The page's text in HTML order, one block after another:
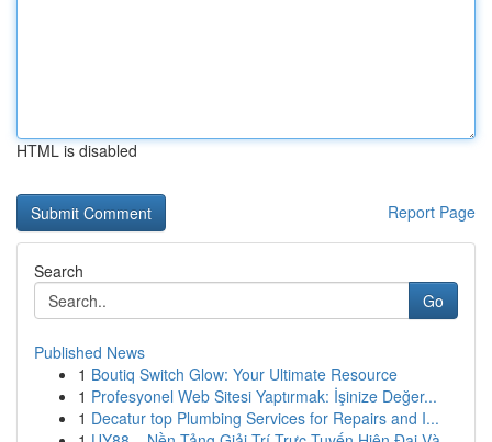
HTML is disabled
Report Page
Search
Go
Published News
1 Boutiq Switch Glow: Your Ultimate Resource
1 Profesyonel Web Sitesi Yaptırmak: İşinize Değer...
1 Decatur top Plumbing Services for Repairs and I...